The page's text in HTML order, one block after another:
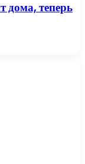
дома, теперь